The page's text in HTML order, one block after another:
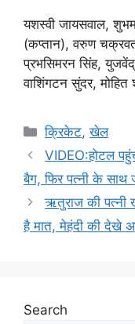
यशस्वी जायसवाल,
(कप्तान), वरुण
प्रभसिमरन सिंह,
वाशिंगटन सुंदर, मोहित
Categories
क्रिकेट,खेल
VIDEO:होटल
बैग, फिर पत्नी के साथ
ऋतुराज की पत्नी
है मात, मेहंदी की देखे
Search